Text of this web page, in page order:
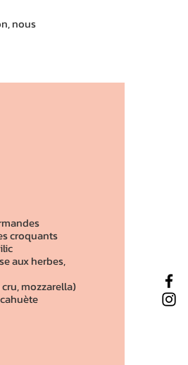
nous
croquants
aux herbes,
mozzarella)